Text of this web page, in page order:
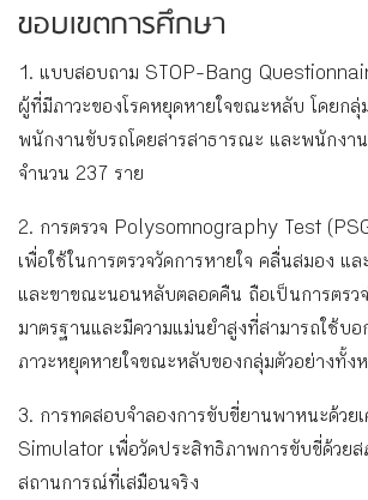
ขอบเขตการศึกษา
1. แบบสอบถาม STOP-Bang
ผู้ที่มีภาวะของโรคหยุดหายใจขณะหลับ โดยกลุ่
พนักงานขับรถโดยสารสาธารณะ และพนักงา
จำนวน 237 ราย
2. การตรวจ Polysomnography Test
เพื่อใช้ในการตรวจวัดการหายใจ คลื่นสมอง แล
และขาขณะนอนหลับตลอดคืน ถือเป็นการตรว
มาตรฐานและมีความแม่นยำสูงที่สามารถใช้บอ
ภาวะหยุดหายใจขณะหลับของกลุ่มตัวอย่างทั้ง
3. การทดสอบจำลองการขับขี่ยานพาหนะด้วย
Simulator เพื่อวัดประสิทธิภาพการขับขี่ด้วยส
สถานการณ์ที่เสมือนจริง